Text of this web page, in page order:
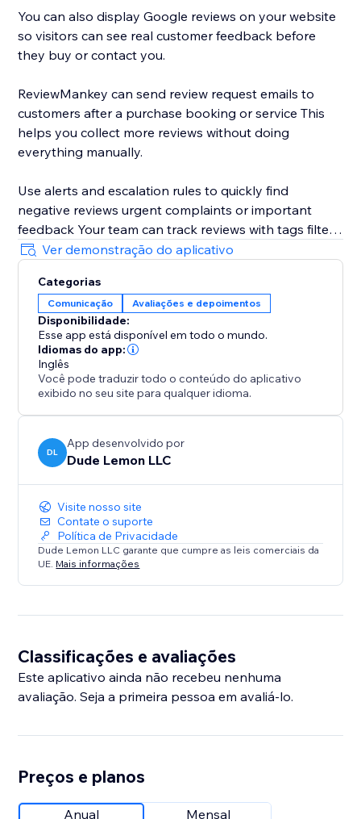
You can also display Google reviews on your website
so visitors can see real customer feedback before
they buy or contact you.
ReviewMankey can send review request emails to
customers after a purchase booking or service This
helps you collect more reviews without doing
everything manually.
Use alerts and escalation rules to quickly find
negative reviews urgent complaints or important
feedback Your team can track reviews with tags filters
and a simple inbox.
You can also monitor reviews from other platforms
such as Apple App Store Google Play Store and
competitor listings to understand what customers are
saying. Note AI auto replies are currently supported
for Google Business Profile only You must connect
your Google account to use this feature.
Ver demonstração do aplicativo
Categorias
Comunicação Avaliações e depoimentos
Disponibilidade:
Esse app está disponível em todo o mundo.
Idiomas do app:
Inglês
Você pode traduzir todo o conteúdo do aplicativo
exibido no seu site para qualquer idioma.
DL
App desenvolvido por
Dude Lemon LLC
Visite nosso site
Contate o suporte
Política de Privacidade
Dude Lemon LLC garante que cumpre as leis comerciais da
UE. Mais informações
Classificações e avaliações
Este aplicativo ainda não recebeu nenhuma
avaliação. Seja a primeira pessoa em avaliá-lo.
Preços e planos
Anual Mensal